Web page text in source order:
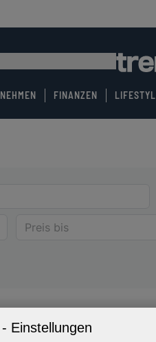
FINANZEN
am Kamp
PRINZESSIN VON